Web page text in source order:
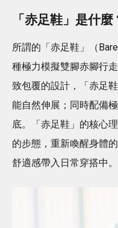
「赤足鞋」是什麼
所謂的「赤足鞋」（
種極力模擬雙腳赤腳行
致包覆的設計，「赤足
能自然伸展；同時配備
底。「赤足鞋」的核心
的步態，重新喚醒身體
舒適感帶入日常穿搭中。